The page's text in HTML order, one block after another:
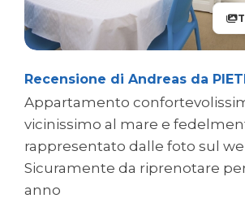
Recensione di Andreas da
Appartamento
vicinissimo al mare e
rappresentato dalle foto sul
Sicuramente da riprenotare
anno